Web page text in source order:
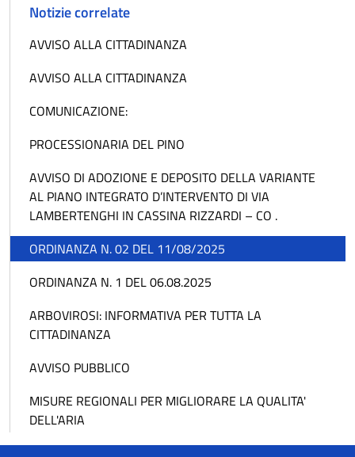
Notizie correlate
AVVISO ALLA CITTADINANZA
AVVISO ALLA CITTADINANZA
COMUNICAZIONE:
PROCESSIONARIA DEL PINO
AVVISO DI ADOZIONE E DEPOSITO DELLA VARIANTE
AL PIANO INTEGRATO D’INTERVENTO DI VIA
LAMBERTENGHI IN CASSINA RIZZARDI – CO .
ORDINANZA N. 02 DEL 11/08/2025
ORDINANZA N. 1 DEL 06.08.2025
ARBOVIROSI: INFORMATIVA PER TUTTA LA
CITTADINANZA
AVVISO PUBBLICO
MISURE REGIONALI PER MIGLIORARE LA QUALITA'
DELL'ARIA